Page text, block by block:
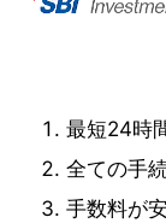
最短24時
全ての手
手数料が